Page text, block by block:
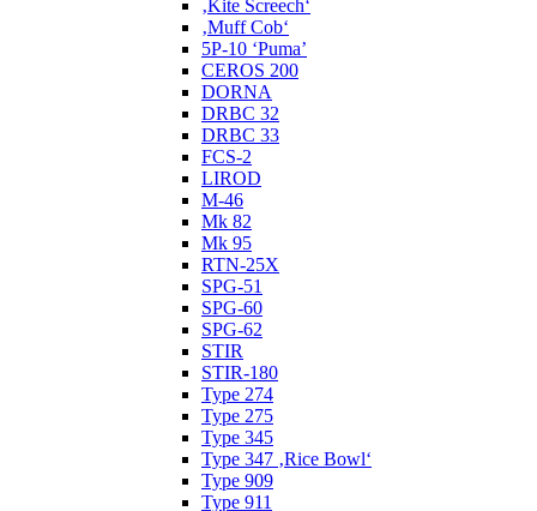
‚Kite Screech‘
‚Muff Cob‘
5P-10 ‘Puma’
CEROS 200
DORNA
DRBC 32
DRBC 33
FCS-2
LIROD
M-46
Mk 82
Mk 95
RTN-25X
SPG-51
SPG-60
SPG-62
STIR
STIR-180
Type 274
Type 275
Type 345
Type 347 ‚Rice Bowl‘
Type 909
Type 911